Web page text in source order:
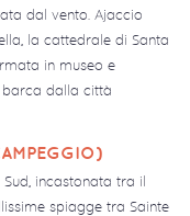
dal vento. Ajaccio
la cattedrale di Santa
in museo e
barca dalla città
incastonata tra il
spiagge tra Sainte